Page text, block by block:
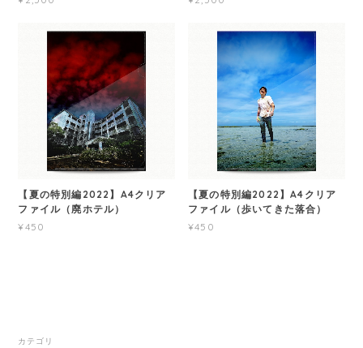
【夏の特別編2022】A4クリア
ファイル（廃ホテル）
¥450
【夏の特別編2022】A4クリア
ファイル（歩いてきた落合）
¥450
カテゴリ